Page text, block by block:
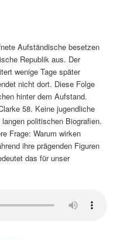
Aufständische besetzen
Republik aus. Der
wenige Tage später
nicht dort. Diese Folge
hinter dem Aufstand.
58. Keine jugendliche
politischen Biografien.
Frage: Warum wirken
ihre prägenden Figuren
das für unser